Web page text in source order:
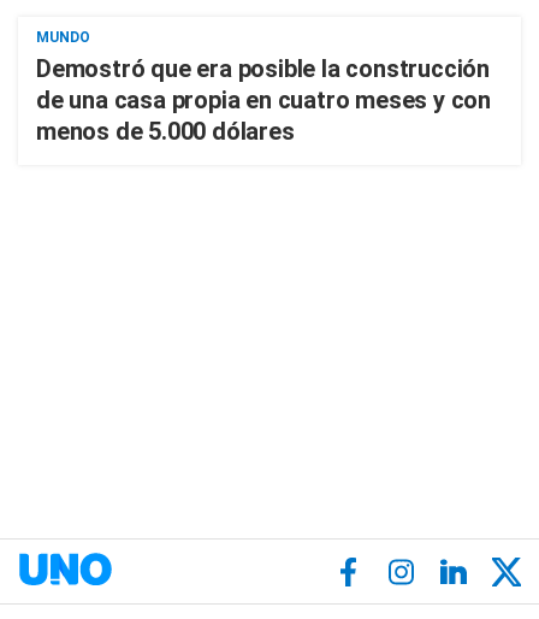
MUNDO
Demostró que era posible la construcción
de una casa propia en cuatro meses y con
menos de 5.000 dólares